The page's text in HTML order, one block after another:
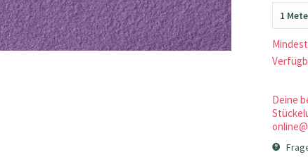
1
Deine